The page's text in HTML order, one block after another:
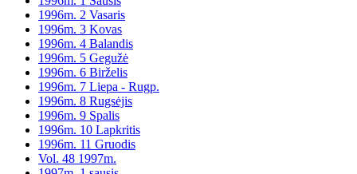
1996m. 2 Vasaris
1996m. 3 Kovas
1996m. 4 Balandis
1996m. 5 Gegužė
1996m. 6 Birželis
1996m. 7 Liepa - Rugp.
1996m. 8 Rugsėjis
1996m. 9 Spalis
1996m. 10 Lapkritis
1996m. 11 Gruodis
Vol. 48 1997m.